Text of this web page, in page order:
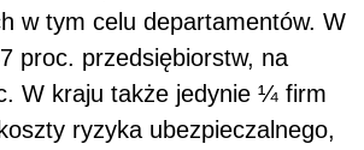
w tym celu departamentów. W
proc. przedsiębiorstw, na
W kraju także jedynie ¼ firm
ryzyka ubezpieczalnego,